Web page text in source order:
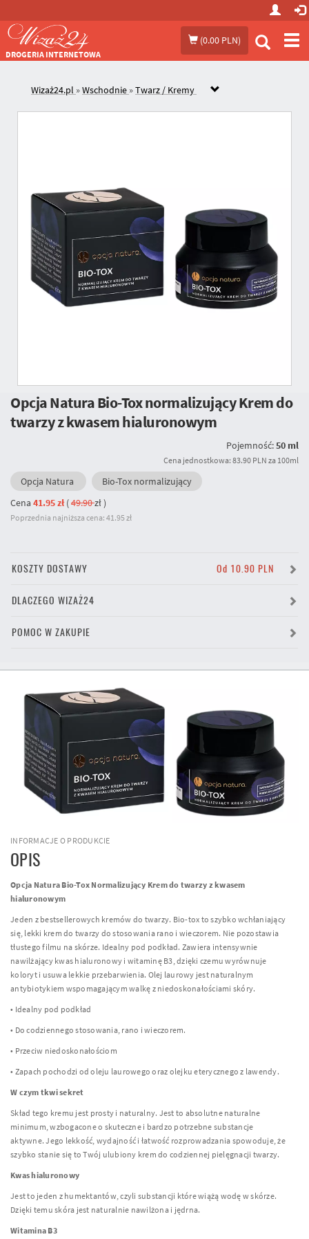
(0.00 PLN)
DROGERIA INTERNETOWA
Wizaż24.pl »Wschodnie »Twarz / Kremy
Opcja Natura Bio-Tox normalizujący Krem do
twarzy z kwasem hialuronowym
Pojemność:50 ml
Cena jednostkowa: 83.90 PLN za 100ml
Opcja Natura
Bio-Tox normalizujący
Cena 41.95 zł(49.90zł)
Poprzednia najniższa cena: 41.95 zł
KOSZTY DOSTAWY Od 10.90 PLN
DLACZEGO WIZAŻ24
POMOC W ZAKUPIE
INFORMACJE O PRODUKCIE
OPIS
Opcja Natura Bio-Tox Normalizujący Krem do twarzy z kwasem
hialuronowym
Jeden z bestsellerowych kremów do twarzy. Bio-tox to szybko wchłaniający
się, lekki krem do twarzy do stosowania rano i wieczorem. Nie pozostawia
tłustego filmu na skórze. Idealny pod podkład. Zawiera intensywnie
nawilżający kwas hialuronowy i witaminę B3, dzięki czemu wyrównuje
koloryt i usuwa lekkie przebarwienia. Olej laurowy jest naturalnym
antybiotykiem wspomagającym walkę z niedoskonałościami skóry.
• Idealny pod podkład
• Do codziennego stosowania, rano i wieczorem.
• Przeciw niedoskonałościom
• Zapach pochodzi od oleju laurowego oraz olejku eterycznego z lawendy.
W czym tkwi sekret
Skład tego kremu jest prosty i naturalny. Jest to absolutne naturalne
minimum, wzbogacone o skuteczne i bardzo potrzebne substancje
aktywne. Jego lekkość, wydajność i łatwość rozprowadzania spowoduje, że
szybko stanie się to Twój ulubiony krem do codziennej pielęgnacji twarzy.
Kwas hialuronowy
Jest to jeden z humektantów, czyli substancji które wiążą wodę w skórze.
Dzięki temu skóra jest naturalnie nawilżona i jędrna.
Witamina B3